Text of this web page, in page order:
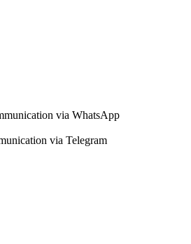
via WhatsApp
via Telegram